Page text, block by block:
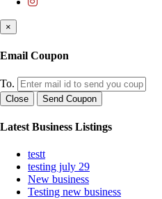
×
Email Coupon
To.
Close Send Coupon
Latest Business Listings
testt
testing july 29
New business
Testing new business